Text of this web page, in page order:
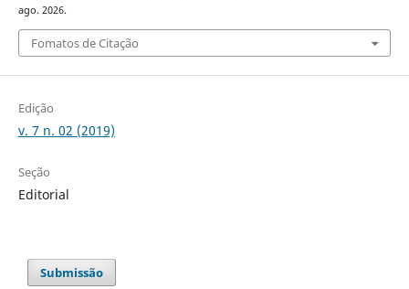
ago. 2026.
Fomatos de Citação
Edição
v. 7 n. 02 (2019)
Seção
Editorial
Submissão